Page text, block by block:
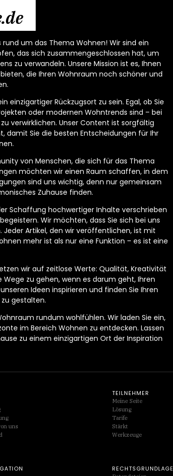
um das Thema Wohnen! Wir sind ein
das sich zusammengeschlossen hat, um
zu verwandeln. Unsere Mission ist es, Ihnen
die Ihren Wohnraum noch schöner und
einzigartiger Rückzugsort zu sein. Egal, ob Sie
oder modernen Wohntrends sind – bei
verwirklichen. Unser Content ist sorgfältig
damit Sie die besten Entscheidungen für Ihr
von Menschen, die sich für das Thema
möchten wir einen Raum schaffen, in dem
sind uns wichtig, denn nur gemeinsam
Zuhause finden.
Schaffung hochwertiger Inhalte verschrieben
Wir möchten, dass Sie sich bei uns
Artikel, den wir veröffentlichen, ist mit
mehr ist als nur eine Funktion – es ist eine
wir auf zeitlose Werte: Qualität, Kreativität
zu gehen, wenn es darum geht, Ihren
Ideen inspirieren und finden Sie Ihren
gestalten.
rundum wohlfühlen. Wir laden Sie ein,
im Bereich Wohnen zu entdecken. Lassen
zu einem einzigartigen Ort der Inspiration
uns
TEILNEHMER
Meine Seite
Lösung
Tarife
Stärkt
Werkzeuge
RECHTSGRUNDLAGE